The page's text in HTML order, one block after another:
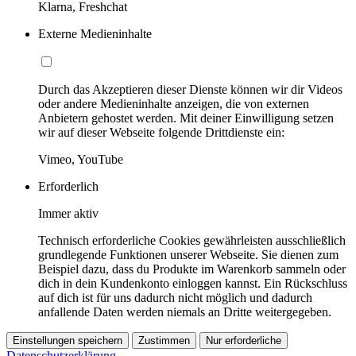
Klarna, Freshchat
Externe Medieninhalte
Durch das Akzeptieren dieser Dienste können wir dir Videos
oder andere Medieninhalte anzeigen, die von externen
Anbietern gehostet werden. Mit deiner Einwilligung setzen
wir auf dieser Webseite folgende Drittdienste ein:
Vimeo, YouTube
Erforderlich
Immer aktiv
Technisch erforderliche Cookies gewährleisten ausschließlich
grundlegende Funktionen unserer Webseite. Sie dienen zum
Beispiel dazu, dass du Produkte im Warenkorb sammeln oder
dich in dein Kundenkonto einloggen kannst. Ein Rückschluss
auf dich ist für uns dadurch nicht möglich und dadurch
anfallende Daten werden niemals an Dritte weitergegeben.
Einstellungen speichern Zustimmen Nur erforderliche